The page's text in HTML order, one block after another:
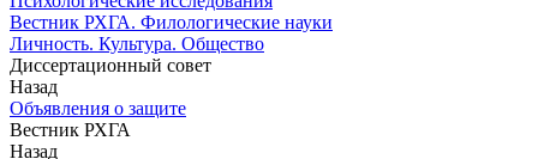
Вестник РХГА. Филологические науки
Личность. Культура. Общество
Диссертационный совет
Назад
Объявления о защите
Вестник РХГА
Назад